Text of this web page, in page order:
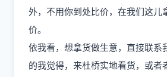
外，不用你到处比价，在我们这儿
价。
依我看，想拿货做生意，直接联系
的我觉得，来杜桥实地看货，或者